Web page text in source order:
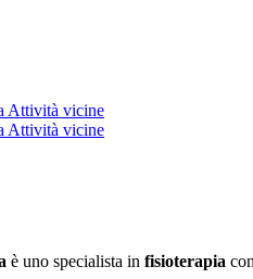
Attività vicine
Attività vicine
è uno specialista in fisioterapia